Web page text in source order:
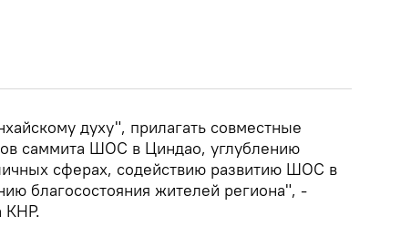
духу", прилагать совместные
саммита ШОС в Циндао, углублению
сферах, содействию развитию ШОС в
благосостояния жителей региона", -
КНР.